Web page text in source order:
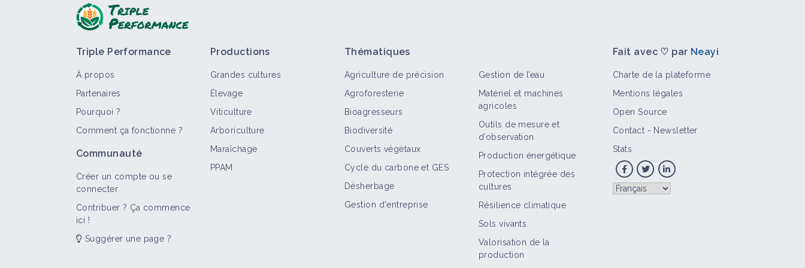
Bioagresseur Auxiliaire Vidéo
Drosophile (Drosophila suzukii)
Bioagresseur
Triple Performance
À propos
Partenaires
Pourquoi ?
Comment ça fonctionne ?
Communauté
Créer un compte ou se
connecter
Contribuer ? Ça commence
ici !
Suggérer une page ?
Productions
Grandes cultures
Élevage
Viticulture
Arboriculture
Maraîchage
PPAM
Thématiques
Agriculture de précision
Agroforesterie
Bioagresseurs
Biodiversité
Couverts végétaux
Cycle du carbone et GES
Désherbage
Gestion d'entreprise
Gestion de l’eau
Matériel et machines
agricoles
Outils de mesure et
d’observation
Production énergétique
Protection intégrée des
cultures
Résilience climatique
Sols vivants
Valorisation de la
production
Fait avec ♡ par Neayi
Charte de la plateforme
Mentions légales
Open Source
Contact - Newsletter
Stats